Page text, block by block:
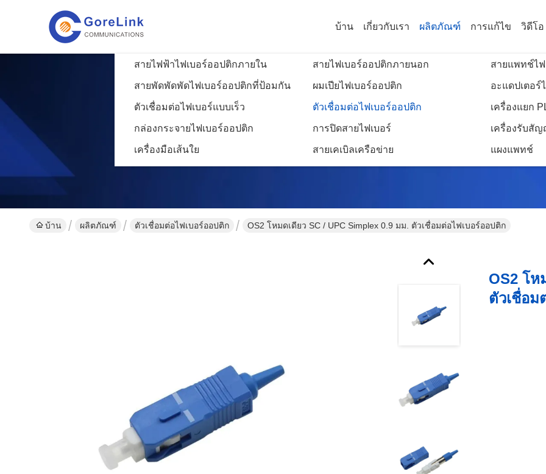
บ้าน เกี่ยวกับเรา ผลิตภัณฑ์
สายไฟฟ้าไฟเบอร์ออปติกภายใน สายไฟเบอร์ออปติกภายนอก สายแพทช์ไ
สายพัดพัดพัดไฟเบอร์ออปติกที่ป้อมกัน ผมเปียไฟเบอร์ออปติก อะแดปเตอร์
ตัวเชื่อมต่อไฟเบอร์แบบเร็ว ตัวเชื่อมต่อไฟเบอร์ออปติก เครื่องแยก
กล่องกระจายไฟเบอร์ออปติก การปิดสายไฟเบอร์ เครื่องรับสั
เครื่องมือเส้นใย สายเคเบิลเครือข่าย แผงแพทช์
การแก้ไข วิดีโอ
รายละเอียดสินค้า
บ้าน ผลิตภัณฑ์ ตัวเชื่อมต่อไฟเบอร์ออปติก OS2 โหมดเดียว SC / UPC Simplex 0.9 มม. ตัวเชื่อมต่อไฟเบอร์ออปติก
OS2 โห
ตัวเชื่อม